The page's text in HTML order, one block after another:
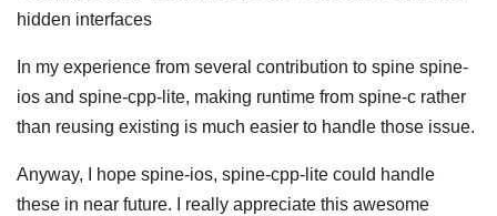
hidden interfaces
In my experience from several contribution to spine spine-
ios and spine-cpp-lite, making runtime from spine-c rather
than reusing existing is much easier to handle those issue.
Anyway, I hope spine-ios, spine-cpp-lite could handle
these in near future. I really appreciate this awesome